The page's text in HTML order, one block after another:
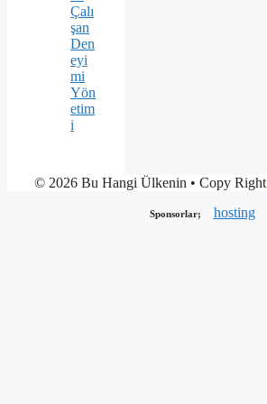
Çalı
şan
Den
eyi
mi
Yön
etim
i
© 2026 Bu Hangi Ülkenin • Copy Right
Sponsorlar; hosting